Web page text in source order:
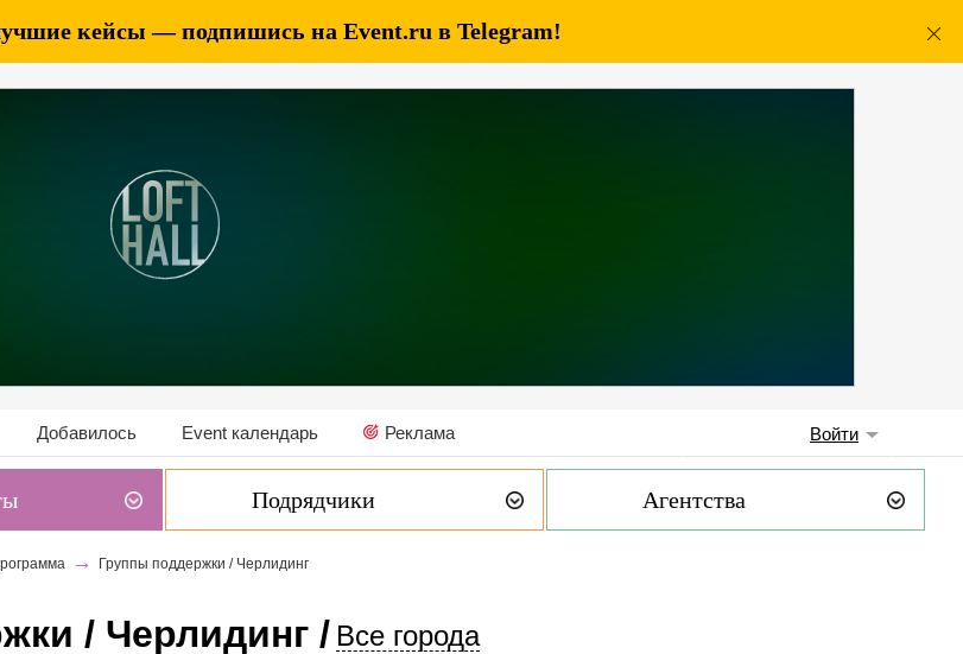
кейсы — подпишись на Event.ru в Telegram!
Добавилось Event календарь Реклама Войти
Подрядчики Агентства
→ Группы поддержки / Черлидинг
/ Черлидинг / Все города